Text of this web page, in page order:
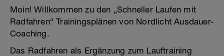
Moin! Willkommen zu den „Schneller Laufen mit
Radfahren“ Trainingsplänen von Nordlicht Ausdauer-
Coaching.
Das Radfahren als Ergänzung zum Lauftraining